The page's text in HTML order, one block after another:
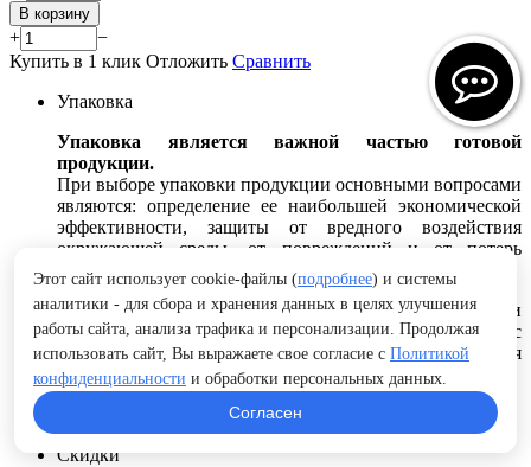
В корзину
+
−
Купить в 1 клик Отложить Сравнить
Упаковка
Упаковка является важной частью готовой
продукции.
При выборе упаковки продукции основными вопросами
являются: определение ее наибольшей экономической
эффективности, защиты от вредного воздействия
окружающей среды, от повреждений и от потерь
содержимого при транспортировке и хранении.
Вид упаковки выбирается в зависимости от изделия и
способа транспортировки или по согласованию с
заказчиком. Габаритные размеры упаковки выбираются
в зависимости от размеров изделия и вида упаковки.
Скидки
Этот сайт использует cookie-файлы (подробнее) и системы
аналитики - для сбора и хранения данных в целях улучшения
работы сайта, анализа трафика и персонализации. Продолжая
использовать сайт, Вы выражаете свое согласие с Политикой
конфиденциальности и обработки персональных данных.
Согласен